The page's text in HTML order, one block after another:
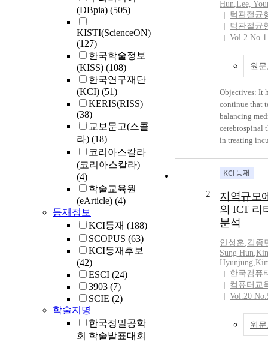
(DBpia) (505)
KISTI(ScienceON)
(127)
한국학술정보
(KISS) (108)
한국연구재단
(KCI) (51)
KERIS(RISS)
(38)
교보문고(스콜
라) (18)
코리아스칼라
(코리아스칼라)
(4)
학술교육원
(eArticle) (4)
등재정보
KCI등재 (188)
SCOPUS (63)
KCI등재후보
(42)
ESCI (24)
3903 (7)
SCIE (2)
학술지명
한국정밀공학
회 학술발표대회
Hun,Lee,
턱관절균
턱관절균
Vol.2 No.1
원
Objectives: It
continue that
balancing
cerebrospinal
in treating
that the
on test
the aim to
rotation test
test method
upper limb
are
rotation test
discussed.
the passive
2
지역규모
의 ICT 리
분석
안성훈,김종
Sung Hun,
Hyunjung,
한국컴퓨
컴퓨터교
Vol.20
원